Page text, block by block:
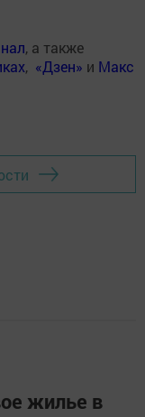
, а также
, «Дзен» и Макс
жилье в